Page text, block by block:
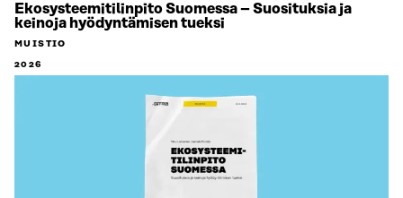
Ekosysteemitilinpito Suomessa – Suosituksia ja
keinoja hyödyntämisen tueksi
MUISTIO
2026